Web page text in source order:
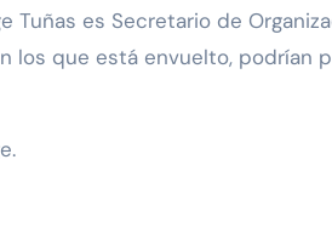
es Secretario de
los que está envuelto, podrían